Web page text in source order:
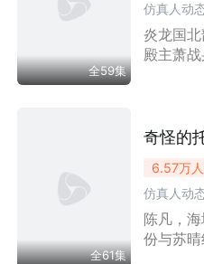
的，全是
打脸全
全59集
仿真人动
亲情
战神
漫剧
强
炎龙国
殿主萧
敌，化解
机四伏
抗迷雾
全61集
奇怪的
6.57万
仿真人动
都市
神豪
陈凡，
份与苏